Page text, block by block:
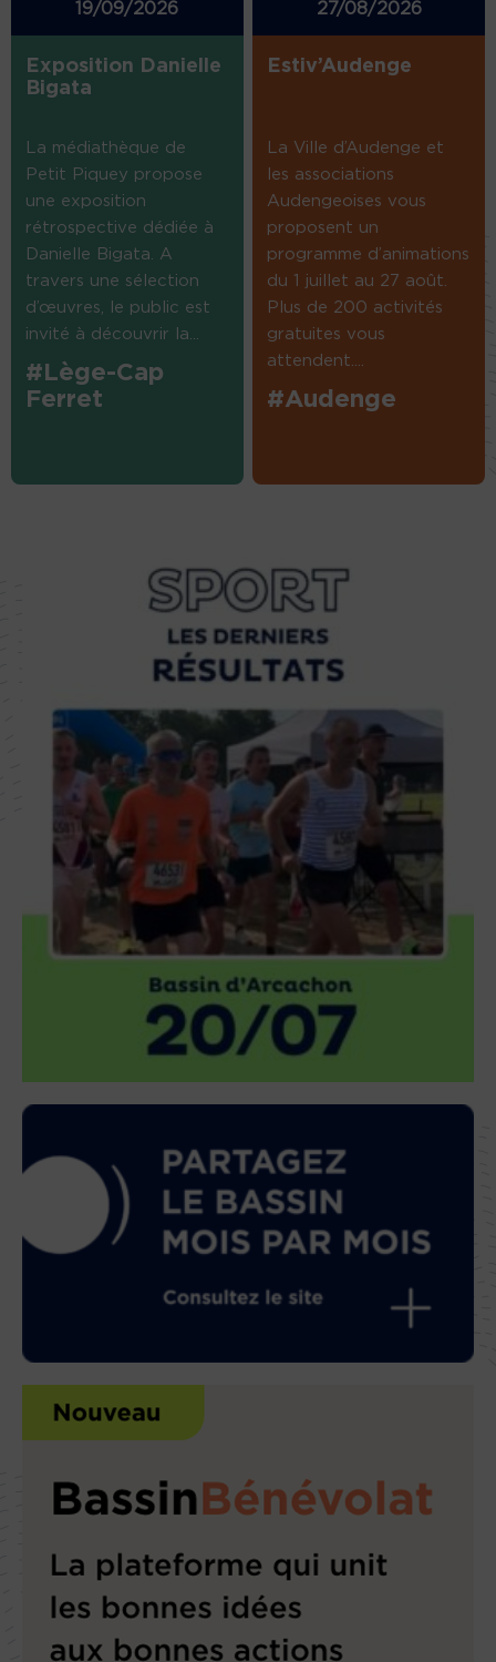
19/09/2026
Exposition Danielle
Bigata
La médiathèque de
Petit Piquey propose
une exposition
rétrospective dédiée à
Danielle Bigata. A
travers une sélection
d’œuvres, le public est
invité à découvrir la...
#Lège-Cap
Ferret
27/08/2026
Estiv’Audenge
La Ville d’Audenge et
les associations
Audengeoises vous
proposent un
programme d’animations
du 1 juillet au 27 août.
Plus de 200 activités
gratuites vous
attendent....
#Audenge